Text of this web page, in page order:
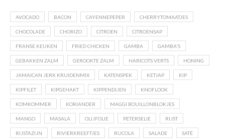
AVOCADO BACON CAYENNEPEPER CHERRYTOMAATJES
CHOCOLADE CHORIZO CITROEN CITROENSAP
FRANSE KEUKEN FRIED CHICKEN GAMBA GAMBA'S
GEBAKKEN ZALM GEROOKTE ZALM HARICOTS VERTS HONING
JAMAICAN JERK KRUIDENMIX KATENSPEK KETJAP KIP
KIPFILET KIPGEHAKT KIPPENDIJEN KNOFLOOK
KOMKOMMER KORIANDER MAGGI BOUILLONBLOKJES
MANGO MASALA OLIJFOLIE PETERSELIE RIJST
RIJSTAZIJN RIVIERKREEFTJES RUCOLA SALADE SATÉ